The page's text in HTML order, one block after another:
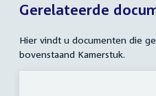
Gerelateerde
Hier vindt u documenten die
bovenstaand Kamerstuk.